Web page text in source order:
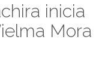
inicia
Mora